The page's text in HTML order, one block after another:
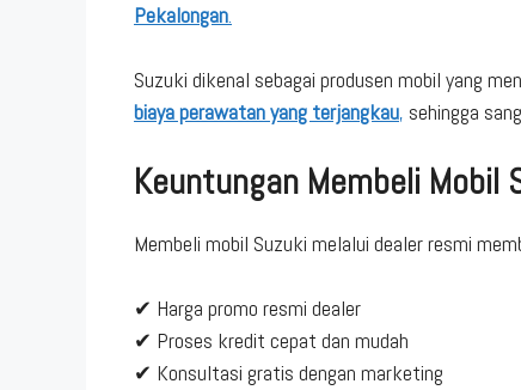
Pekalongan.
Suzuki dikenal sebagai produsen mobil yang
biaya perawatan yang terjangkau, sehingga
Keuntungan Membeli Mobil
Membeli mobil Suzuki melalui dealer resmi
✔ Harga promo resmi dealer
✔ Proses kredit cepat dan mudah
✔ Konsultasi gratis dengan marketing